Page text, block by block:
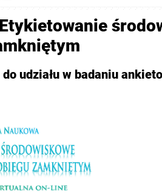
udziału w badaniu